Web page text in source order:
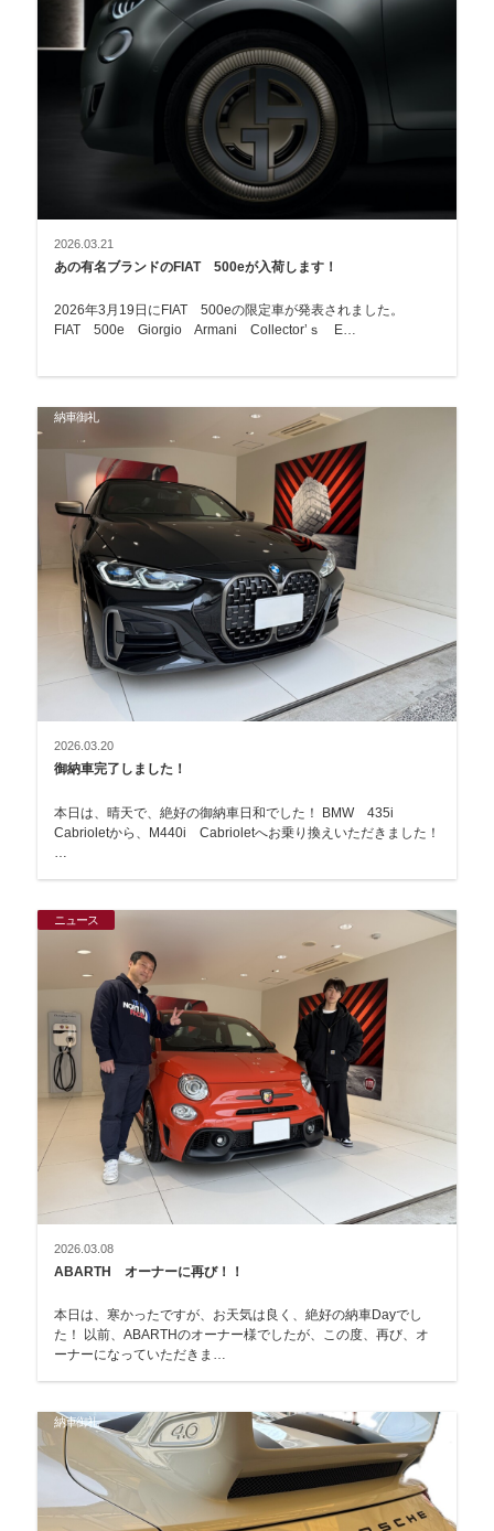
2026.03.21
あの有名ブランドのFIAT 500eが入荷します！
2026年3月19日にFIAT 500eの限定車が発表されました。
FIAT 500e Giorgio Armani Collector’ｓ E…
納車御礼
2026.03.20
御納車完了しました！
本日は、晴天で、絶好の御納車日和でした！ BMW 435i
Cabrioletから、M440i Cabrioletへお乗り換えいただきました！
ニュース
2026.03.08
ABARTH オーナーに再び！！
本日は、寒かったですが、お天気は良く、絶好の納車Dayでし
た！ 以前、ABARTHのオーナー様でしたが、この度、再び、オ
ーナーになっていただきま…
納車御礼